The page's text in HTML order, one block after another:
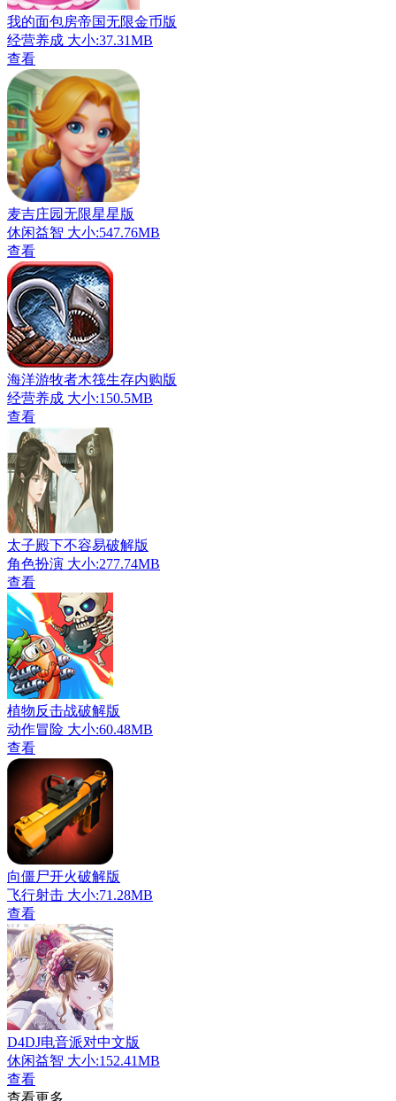
我的面包房帝国无限金币版
经营养成 大小:37.31MB
查看
麦吉庄园无限星星版
休闲益智 大小:547.76MB
查看
海洋游牧者木筏生存内购版
经营养成 大小:150.5MB
查看
太子殿下不容易破解版
角色扮演 大小:277.74MB
查看
植物反击战破解版
动作冒险 大小:60.48MB
查看
向僵尸开火破解版
飞行射击 大小:71.28MB
查看
D4DJ电音派对中文版
休闲益智 大小:152.41MB
查看